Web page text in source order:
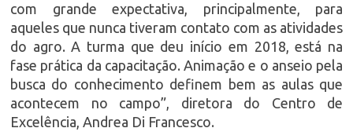
com grande expectativa, principalmente, para
aqueles que nunca tiveram contato com as atividades
do agro. A turma que deu início em 2018, está na
fase prática da capacitação. Animação e o anseio pela
busca do conhecimento definem bem as aulas que
acontecem no campo”, diretora do Centro de
Excelência, Andrea Di Francesco.